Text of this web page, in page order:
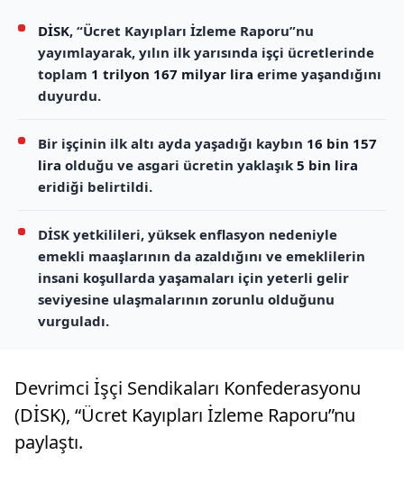
DİSK, “Ücret Kayıpları İzleme Raporu”nu
yayımlayarak, yılın ilk yarısında işçi ücretlerinde
toplam 1 trilyon 167 milyar lira erime yaşandığını
duyurdu.
Bir işçinin ilk altı ayda yaşadığı kaybın 16 bin 157
lira olduğu ve asgari ücretin yaklaşık 5 bin lira
eridiği belirtildi.
DİSK yetkilileri, yüksek enflasyon nedeniyle
emekli maaşlarının da azaldığını ve emeklilerin
insani koşullarda yaşamaları için yeterli gelir
seviyesine ulaşmalarının zorunlu olduğunu
vurguladı.
Devrimci İşçi Sendikaları Konfederasyonu
(DİSK), “Ücret Kayıpları İzleme Raporu”nu
paylaştı.